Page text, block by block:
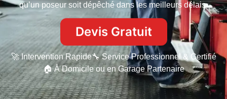
qu’un poseur soit dépêché dans les meilleurs délais.
Devis Gratuit
🚀 Intervention Rapide🔧 Service Professionnel & Certifié
🏠 À Domicile ou en Garage Partenaire